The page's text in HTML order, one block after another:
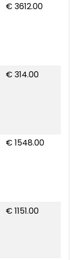
€ 3612.00
€ 314.00
€ 1548.00
€ 1151.00